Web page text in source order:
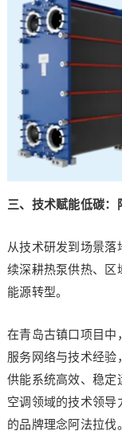
三、技术赋能低碳
从技术研发到场景落
续深耕热泵供热、区
能源转型。
在青岛古镇口项目中，
服务网络与技术经
供能系统高效、稳定
空调领域的技术领导
的品牌理念阿法拉伐。